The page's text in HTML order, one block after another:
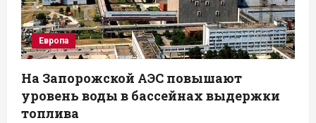
Европа
На Запорожской АЭС повышают
уровень воды в бассейнах выдержки
топлива